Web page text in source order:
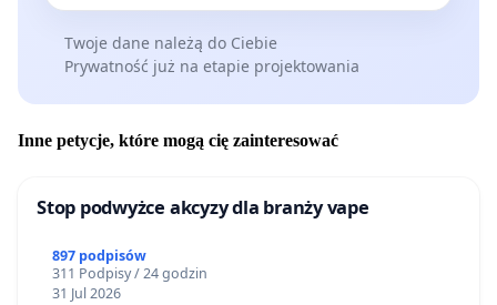
Twoje dane należą do Ciebie
Prywatność już na etapie projektowania
Inne petycje, które mogą cię zainteresować
Stop podwyżce akcyzy dla branży vape
897 podpisów
311 Podpisy / 24 godzin
31 Jul 2026